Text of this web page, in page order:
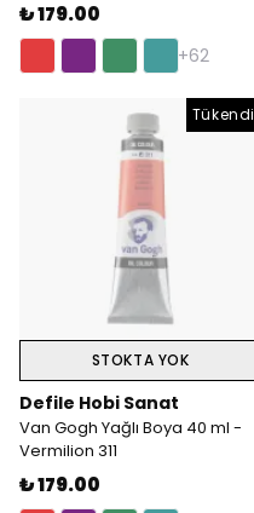
₺ 179.00
+62
Tükendi
STOKTA YOK
Defile Hobi Sanat
Van Gogh Yağlı Boya 40 ml -
Vermilion 311
₺ 179.00